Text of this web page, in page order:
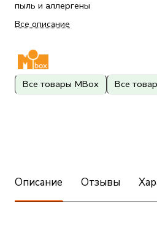
пыль и аллергены
Все описание
Все товары MBox Все
Описание Отзывы